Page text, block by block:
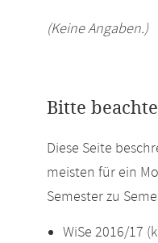
(Keine Angaben.)
Bitte
Diese Seite
meisten für ein
Semester zu
WiSe 2016/17